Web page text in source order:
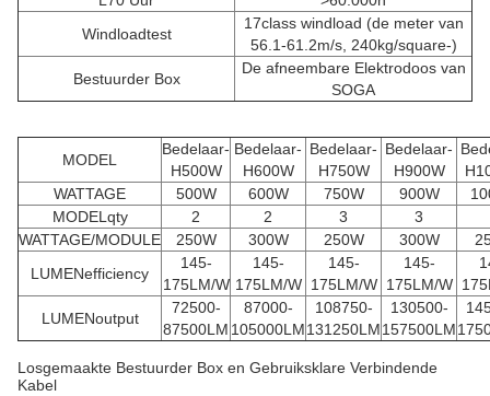
Windloadtest
17class windload (de meter van
56.1-61.2m/s, 240kg/square-)
Bestuurder Box
De afneembare Elektrodoos van
SOGA
MODEL
Bedelaar-
H500W
Bedelaar-
H600W
Bedelaar-
H750W
Bedelaar-
H900W
WATTAGE
500W 600W 750W 900W
MODELqty
2 2 3
3
WATTAGE/MODULE
250W 300W 250W 300W
LUMENefficiency
145-
175LM/W
145-
175LM/W
145-
175LM/W
145-
175LM/W
LUMENoutput
72500-
87500LM
87000-
105000LM
108750-
131250LM
130500-
157500LM
Losgemaakte Bestuurder Box en Gebruiksklare Verbindende
Kabel